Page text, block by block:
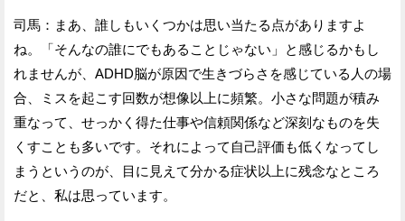
司馬：まあ、誰しもいくつかは思い当たる点がありますよ
ね。「そんなの誰にでもあることじゃない」と感じるかもし
れませんが、ADHD脳が原因で生きづらさを感じている人の場
合、ミスを起こす回数が想像以上に頻繁。小さな問題が積み
重なって、せっかく得た仕事や信頼関係など深刻なものを失
くすことも多いです。それによって自己評価も低くなってし
まうというのが、目に見えて分かる症状以上に残念なところ
だと、私は思っています。